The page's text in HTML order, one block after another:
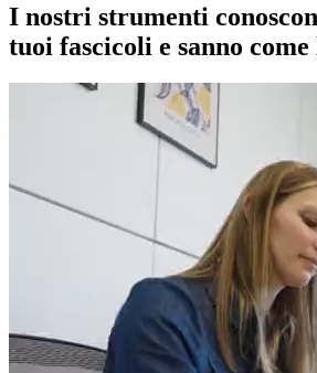
I nostri strumenti
tuoi fascicoli e sanno